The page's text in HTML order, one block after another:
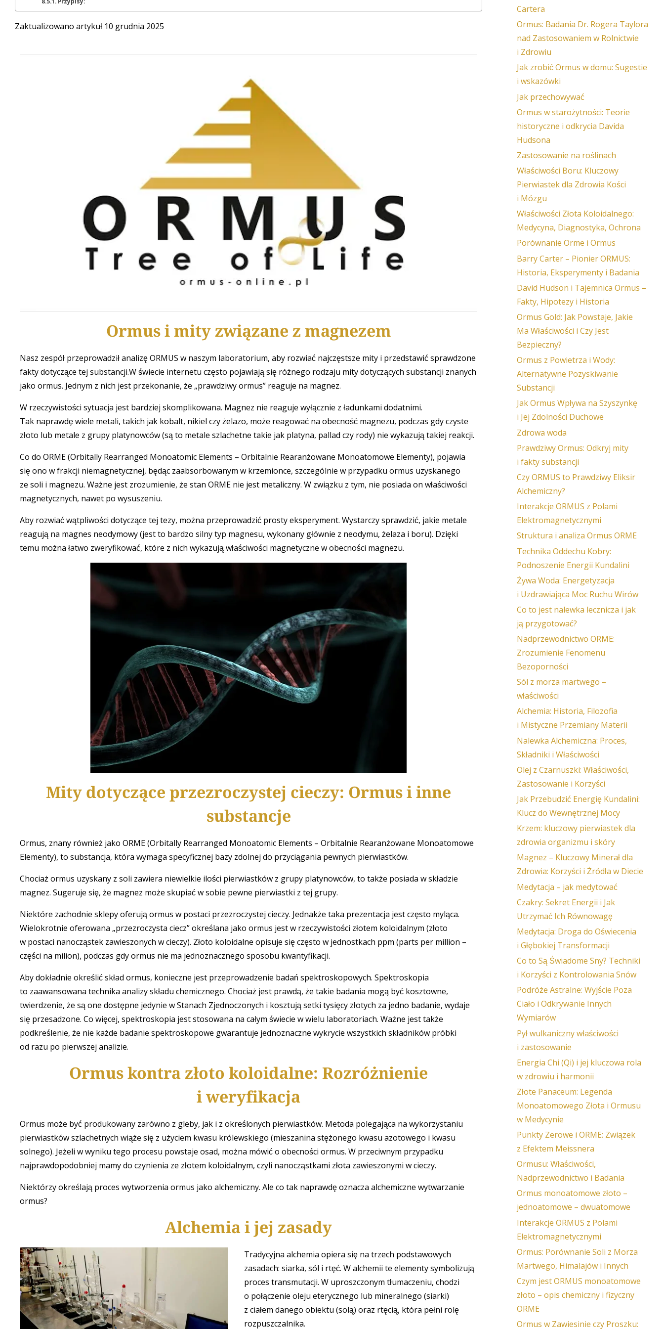
Zaktualizowano artykuł 10 grudnia 2025
Ormus i mity związane z magnezem
Nasz zespół przeprowadził analizę ORMUS w naszym laboratorium, aby rozwiać najczęstsze mity i przedstawić sprawdzone
fakty dotyczące tej substancji.W świecie internetu często pojawiają się różnego rodzaju mity dotyczących substancji znanych
jako ormus. Jednym z nich jest przekonanie, że „prawdziwy ormus” reaguje na magnez.
W rzeczywistości sytuacja jest bardziej skomplikowana. Magnez nie reaguje wyłącznie z ładunkami dodatnimi.
Tak naprawdę wiele metali, takich jak kobalt, nikiel czy żelazo, może reagować na obecność magnezu, podczas gdy czyste
złoto lub metale z grupy platynowców (są to metale szlachetne takie jak platyna, pallad czy rody) nie wykazują takiej reakcji.
Co do ORME (Orbitally Rearranged Monoatomic Elements – Orbitalnie Rearanżowane Monoatomowe Elementy), pojawia
się ono w frakcji niemagnetycznej, będąc zaabsorbowanym w krzemionce, szczególnie w przypadku ormus uzyskanego
ze soli i magnezu. Ważne jest zrozumienie, że stan ORME nie jest metaliczny. W związku z tym, nie posiada on właściwości
magnetycznych, nawet po wysuszeniu.
Aby rozwiać wątpliwości dotyczące tej tezy, można przeprowadzić prosty eksperyment. Wystarczy sprawdzić, jakie metale
reagują na magnes neodymowy (jest to bardzo silny typ magnesu, wykonany głównie z neodymu, żelaza i boru). Dzięki
temu można łatwo zweryfikować, które z nich wykazują właściwości magnetyczne w obecności magnezu.
Mity dotyczące przezroczystej cieczy: Ormus i inne
substancje
Ormus, znany również jako ORME (Orbitally Rearranged Monoatomic Elements – Orbitalnie Rearanżowane Monoatomowe
Elementy), to substancja, która wymaga specyficznej bazy zdolnej do przyciągania pewnych pierwiastków.
Chociaż ormus uzyskany z soli zawiera niewielkie ilości pierwiastków z grupy platynowców, to także posiada w składzie
magnez. Sugeruje się, że magnez może skupiać w sobie pewne pierwiastki z tej grupy.
Niektóre zachodnie sklepy oferują ormus w postaci przezroczystej cieczy. Jednakże taka prezentacja jest często myląca.
Wielokrotnie oferowana „przezroczysta ciecz” określana jako ormus jest w rzeczywistości złotem koloidalnym (złoto
w postaci nanocząstek zawieszonych w cieczy). Złoto koloidalne opisuje się często w jednostkach ppm (parts per million –
części na milion), podczas gdy ormus nie ma jednoznacznego sposobu kwantyfikacji.
Aby dokładnie określić skład ormus, konieczne jest przeprowadzenie badań spektroskopowych. Spektroskopia
to zaawansowana technika analizy składu chemicznego. Chociaż jest prawdą, że takie badania mogą być kosztowne,
twierdzenie, że są one dostępne jedynie w Stanach Zjednoczonych i kosztują setki tysięcy złotych za jedno badanie, wydaje
się przesadzone. Co więcej, spektroskopia jest stosowana na całym świecie w wielu laboratoriach. Ważne jest także
podkreślenie, że nie każde badanie spektroskopowe gwarantuje jednoznaczne wykrycie wszystkich składników próbki
od razu po pierwszej analizie.
Ormus kontra złoto koloidalne: Rozróżnienie
i weryfikacja
Ormus może być produkowany zarówno z gleby, jak i z określonych pierwiastków. Metoda polegająca na wykorzystaniu
pierwiastków szlachetnych wiąże się z użyciem kwasu królewskiego (mieszanina stężonego kwasu azotowego i kwasu
solnego). Jeżeli w wyniku tego procesu powstaje osad, można mówić o obecności ormus. W przeciwnym przypadku
najprawdopodobniej mamy do czynienia ze złotem koloidalnym, czyli nanocząstkami złota zawieszonymi w cieczy.
Niektórzy określają proces wytworzenia ormus jako alchemiczny. Ale co tak naprawdę oznacza alchemiczne wytwarzanie
ormus?
Alchemia i jej zasady
Tradycyjna alchemia opiera się na trzech podstawowych
zasadach: siarka, sól i rtęć. W alchemii te elementy symbolizują
proces transmutacji. W uproszczonym tłumaczeniu, chodzi
o połączenie oleju eterycznego lub mineralnego (siarki)
z ciałem danego obiektu (solą) oraz rtęcią, która pełni rolę
rozpuszczalnika.
Cartera
Ormus: Badania Dr. Rogera Taylora
nad Zastosowaniem w Rolnictwie
i Zdrowiu
Jak zrobić Ormus w domu: Sugestie
i wskazówki
Jak przechowywać
Ormus w starożytności: Teorie
historyczne i odkrycia Davida
Hudsona
Zastosowanie na roślinach
Właściwości Boru: Kluczowy
Pierwiastek dla Zdrowia Kości
i Mózgu
Właściwości Złota Koloidalnego:
Medycyna, Diagnostyka, Ochrona
Porównanie Orme i Ormus
Barry Carter – Pionier ORMUS:
Historia, Eksperymenty i Badania
David Hudson i Tajemnica Ormus –
Fakty, Hipotezy i Historia
Ormus Gold: Jak Powstaje, Jakie
Ma Właściwości i Czy Jest
Bezpieczny?
Ormus z Powietrza i Wody:
Alternatywne Pozyskiwanie
Substancji
Jak Ormus Wpływa na Szyszynkę
i Jej Zdolności Duchowe
Zdrowa woda
Prawdziwy Ormus: Odkryj mity
i fakty substancji
Czy ORMUS to Prawdziwy Eliksir
Alchemiczny?
Interakcje ORMUS z Polami
Elektromagnetycznymi
Struktura i analiza Ormus ORME
Technika Oddechu Kobry:
Podnoszenie Energii Kundalini
Żywa Woda: Energetyzacja
i Uzdrawiająca Moc Ruchu Wirów
Co to jest nalewka lecznicza i jak
ją przygotować?
Nadprzewodnictwo ORME:
Zrozumienie Fenomenu
Bezoporności
Sól z morza martwego –
właściwości
Alchemia: Historia, Filozofia
i Mistyczne Przemiany Materii
Nalewka Alchemiczna: Proces,
Składniki i Właściwości
Olej z Czarnuszki: Właściwości,
Zastosowanie i Korzyści
Jak Przebudzić Energię Kundalini:
Klucz do Wewnętrznej Mocy
Krzem: kluczowy pierwiastek dla
zdrowia organizmu i skóry
Magnez – Kluczowy Minerał dla
Zdrowia: Korzyści i Źródła w Diecie
Medytacja – jak medytować
Czakry: Sekret Energii i Jak
Utrzymać Ich Równowagę
Medytacja: Droga do Oświecenia
i Głębokiej Transformacji
Co to Są Świadome Sny? Techniki
i Korzyści z Kontrolowania Snów
Podróże Astralne: Wyjście Poza
Ciało i Odkrywanie Innych
Wymiarów
Pył wulkaniczny właściwości
i zastosowanie
Energia Chi (Qi) i jej kluczowa rola
w zdrowiu i harmonii
Złote Panaceum: Legenda
Monoatomowego Złota i Ormusu
w Medycynie
Punkty Zerowe i ORME: Związek
z Efektem Meissnera
Ormusu: Właściwości,
Nadprzewodnictwo i Badania
Ormus monoatomowe złoto –
jednoatomowe – dwuatomowe
Interakcje ORMUS z Polami
Elektromagnetycznymi
Ormus: Porównanie Soli z Morza
Martwego, Himalajów i Innych
Czym jest ORMUS monoatomowe
złoto – opis chemiczny i fizyczny
ORME
Ormus w Zawiesinie czy Proszku: